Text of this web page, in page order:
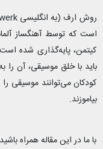
کیتمن، پایه‌گذاری شده
باید با خلق موسیقی، آن را
کودکان می‌توانند موسیقی
بیاموزند.
با ما در این مقاله همراه